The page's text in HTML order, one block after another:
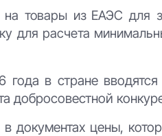
товары из ЕАЭС для
для расчета
года в стране
добросовестной
документах цены,